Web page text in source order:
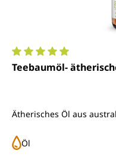
Durchschnittliche
Teebaumöl-
Ätherisches Öl aus
Öl